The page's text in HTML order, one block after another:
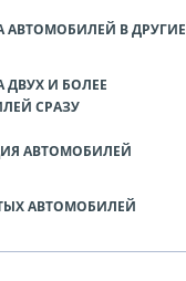
АВТОМОБИЛЕЙ В ДРУГИЕ
ДВУХ И БОЛЕЕ
СРАЗУ
АВТОМОБИЛЕЙ
АВТОМОБИЛЕЙ